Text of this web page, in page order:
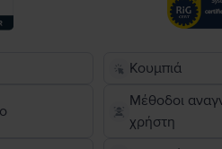
Κουμπιά
Μέθοδοι
χρήστη